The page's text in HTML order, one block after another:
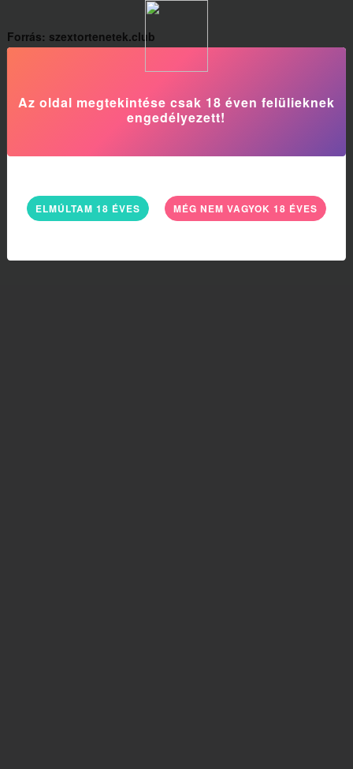
Forrás: szextortenetek.club
MEG VAN EZ AZ ÉRZÉS A BUSZON?
Az oldal megtekintése csak 18 éven felülieknek
engedélyezett!
ELMÚLTAM 18 ÉVES MÉG NEM VAGYOK 18 ÉVES